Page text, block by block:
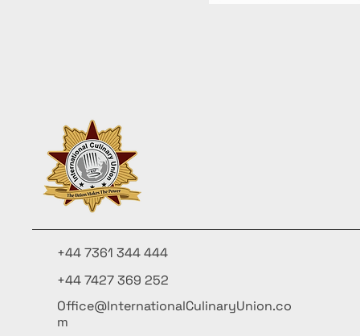
+44 7361 344 444
+44 7427 369 252
Office@InternationalCulinaryUnion.co
m